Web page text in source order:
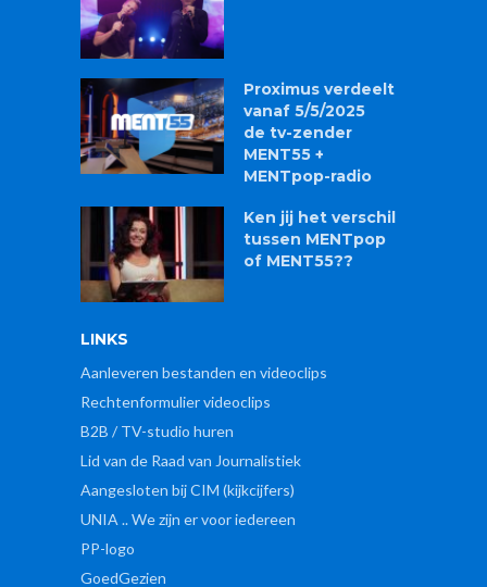
Proximus verdeelt
vanaf 5/5/2025
de tv-zender
MENT55 +
MENTpop-radio
Ken jij het verschil
tussen MENTpop
of MENT55??
LINKS
Aanleveren bestanden en videoclips
Rechtenformulier videoclips
B2B / TV-studio huren
Lid van de Raad van Journalistiek
Aangesloten bij CIM (kijkcijfers)
UNIA .. We zijn er voor iedereen
PP-logo
GoedGezien